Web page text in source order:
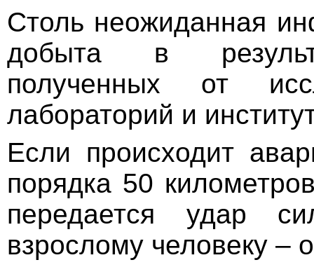
Столь неожиданная
добыта в
полученных от
лабораторий и
Если происходит
порядка 50
передается удар
взрослому человеку –